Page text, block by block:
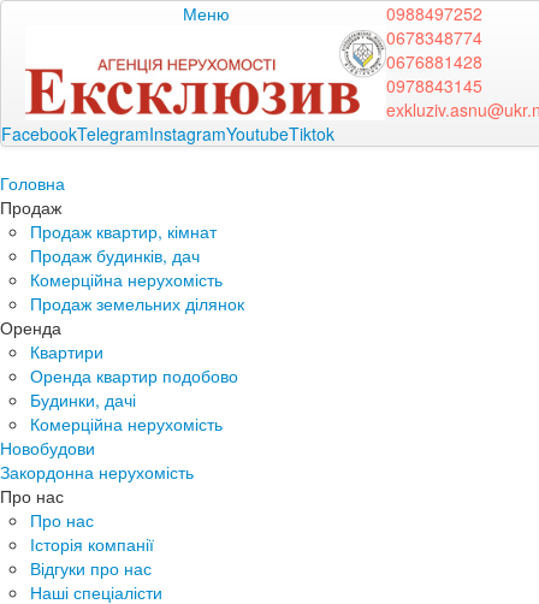
Меню
0988497252
0678348774
0676881428
0978843145
FacebookTelegramInstagramYoutubeTiktok
Головна
Продаж
Продаж квартир, кімнат
Продаж будинків, дач
Комерційна нерухомість
Продаж земельних ділянок
Оренда
Квартири
Оренда квартир подобово
Будинки, дачі
Комерційна нерухомість
Новобудови
Закордонна нерухомість
Про нас
Про нас
Історія компанії
Відгуки про нас
Наші спеціалісти